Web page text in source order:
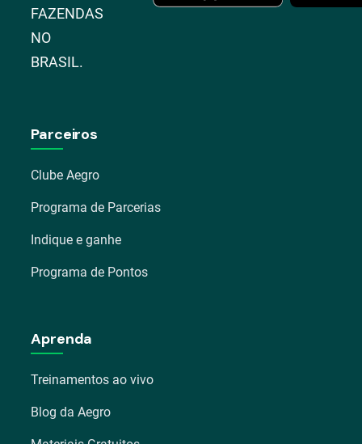
FAZENDAS
NO
BRASIL.
Parceiros
Clube Aegro
Programa de Parcerias
Indique e ganhe
Programa de Pontos
Aprenda
Treinamentos ao vivo
Blog da Aegro